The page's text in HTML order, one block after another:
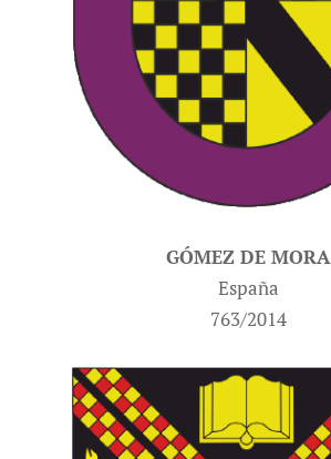
GÓMEZ DE MORA
España
763/2014